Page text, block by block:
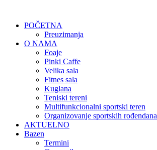
POČETNA
Preuzimanja
O NAMA
Foaje
Pinki Caffe
Velika sala
Fitnes sala
Kuglana
Teniski tereni
Multifunkcionalni sportski teren
Organizovanje sportskih rođendana
AKTUELNO
Bazen
Termini